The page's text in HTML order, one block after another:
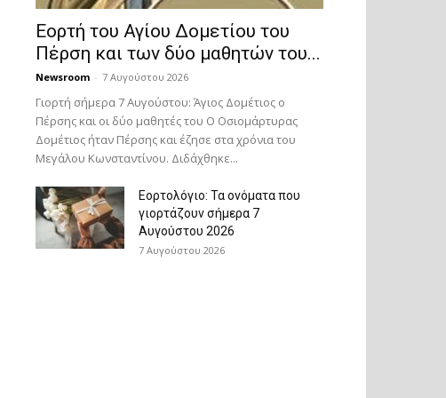
Εορτή του Αγίου Δομετίου του
Πέρση και των δύο μαθητών του...
Newsroom - 7 Αυγούστου 2026
Γιορτή σήμερα 7 Αυγούστου: Άγιος Δομέτιος ο
Πέρσης και οι δύο μαθητές του Ο Oσιομάρτυρας
Δομέτιος ήταν Πέρσης και έζησε στα χρόνια του
Μεγάλου Κωνσταντίνου. Διδάχθηκε...
Εορτολόγιο: Τα ονόματα που
γιορτάζουν σήμερα 7
Αυγούστου 2026
7 Αυγούστου 2026